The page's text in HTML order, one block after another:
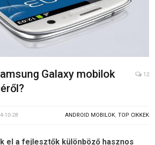
Galaxy mobilok
12
10-28 ANDROID MOBILOK, TOP CIKKEK
el a fejlesztők különböző hasznos